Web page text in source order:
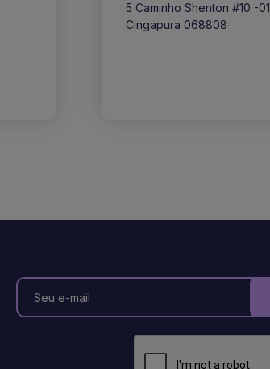
5 Caminho Shenton #10 -01
Cingapura 068808